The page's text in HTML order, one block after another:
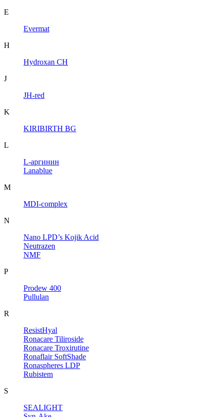
E
Evermat
H
Hydroxan CH
J
JH-red
K
KIRIBIRTH BG
L
L-аргинин
Lanablue
M
MDI-complex
N
Nano LPD’s Kojik Acid
Neutrazen
NMF
P
Prodew 400
Pullulan
R
ResistHyal
Ronacare Tiliroside
Ronacare Troxirutine
Ronaflair SoftShade
Ronaspheres LDP
Rubistem
S
SEALIGHT